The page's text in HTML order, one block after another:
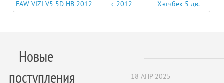
FAW VIZI V5 5D HB 2012- c 2012 Хэтчбек 5 дв.
Новые
поступления
18 АПР 2025